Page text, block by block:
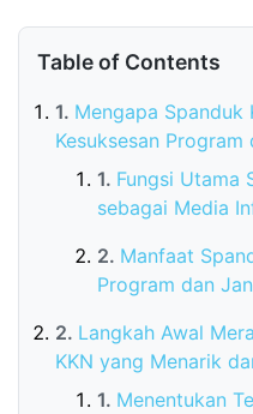
Table of Contents
Mengapa Spanduk
Kesuksesan
Fungsi Utama
sebagai Media
Manfaat
Program dan
Langkah Awal
KKN yang Menarik
Menentukan